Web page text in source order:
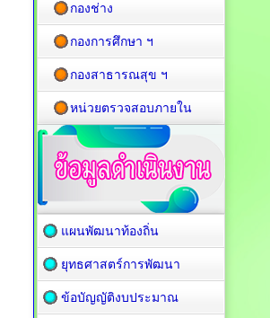
กองช่าง
กองการศึกษา ฯ
กองสาธารณสุข ฯ
หน่วยตรวจสอบภายใน
แผนพัฒนาท้องถิ่น
ยุทธศาสตร์การพัฒนา
ข้อบัญญัติงบประมาณ